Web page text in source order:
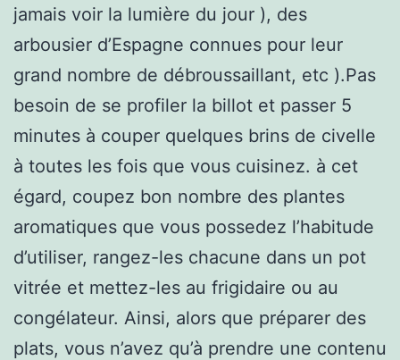
jamais voir la lumière du jour ), des
arbousier d’Espagne connues pour leur
grand nombre de débroussaillant, etc ).Pas
besoin de se profiler la billot et passer 5
minutes à couper quelques brins de civelle
à toutes les fois que vous cuisinez. à cet
égard, coupez bon nombre des plantes
aromatiques que vous possedez l’habitude
d’utiliser, rangez-les chacune dans un pot
vitrée et mettez-les au frigidaire ou au
congélateur. Ainsi, alors que préparer des
plats, vous n’avez qu’à prendre une contenu